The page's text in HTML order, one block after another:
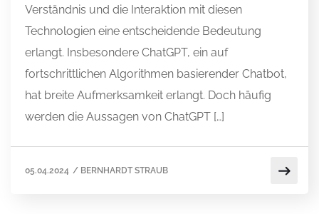
Verständnis und die Interaktion mit diesen
Technologien eine entscheidende Bedeutung
erlangt. Insbesondere ChatGPT, ein auf
fortschrittlichen Algorithmen basierender Chatbot,
hat breite Aufmerksamkeit erlangt. Doch häufig
werden die Aussagen von ChatGPT […]
05.04.2024 / BERNHARDT STRAUB